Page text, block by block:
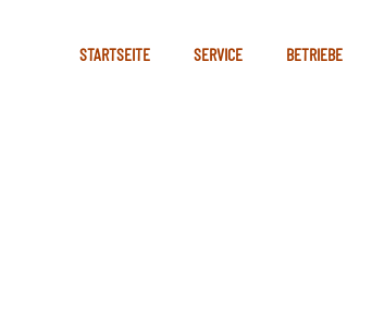
STARTSEITE SERVICE BETRIEBE